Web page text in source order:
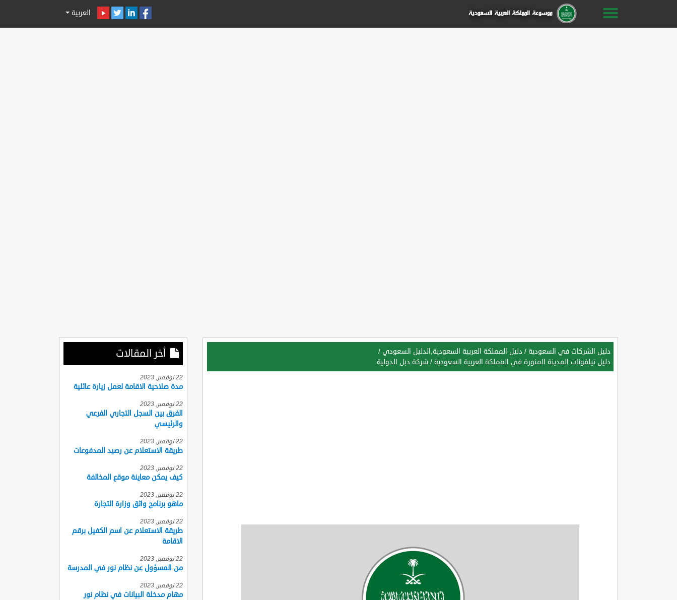
العربية
دليل الشركات في السعودية / دليل المملكة العربية السعودية,الدليل السعودي /
دليل تيلفونات المدينة المنورة في المملكة العربية السعودية / شركة دبل الدولية
أخر المقالات
22 نوفمبر, 2023
مدة صلاحية الاقامة لعمل زيارة عائلية
22 نوفمبر, 2023
الفرق بين السجل التجاري الفرعي
والرئيسي
22 نوفمبر, 2023
طريقة الاستعلام عن رصيد المدفوعات
22 نوفمبر, 2023
كيف يمكن معاينة موقع المخالفة
22 نوفمبر, 2023
ماهو برنامج واثق وزارة التجارة
22 نوفمبر, 2023
طريقة الاستعلام عن اسم الكفيل برقم
الاقامة
22 نوفمبر, 2023
من المسؤول عن نظام نور في المدرسة
22 نوفمبر, 2023
مهام مدخلة البيانات في نظام نور